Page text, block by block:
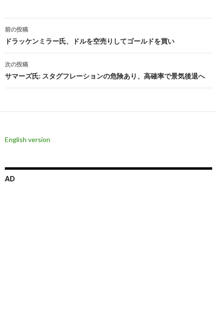
投
稿
ナ
ビ
ゲ
ー
ョ
前の投稿
ドラッケンミラー氏、ドルを空売りしてゴールドを買い
次の投稿
サマーズ氏: スタグフレーションの危険あり、高確率で景気後退へ
English version
AD